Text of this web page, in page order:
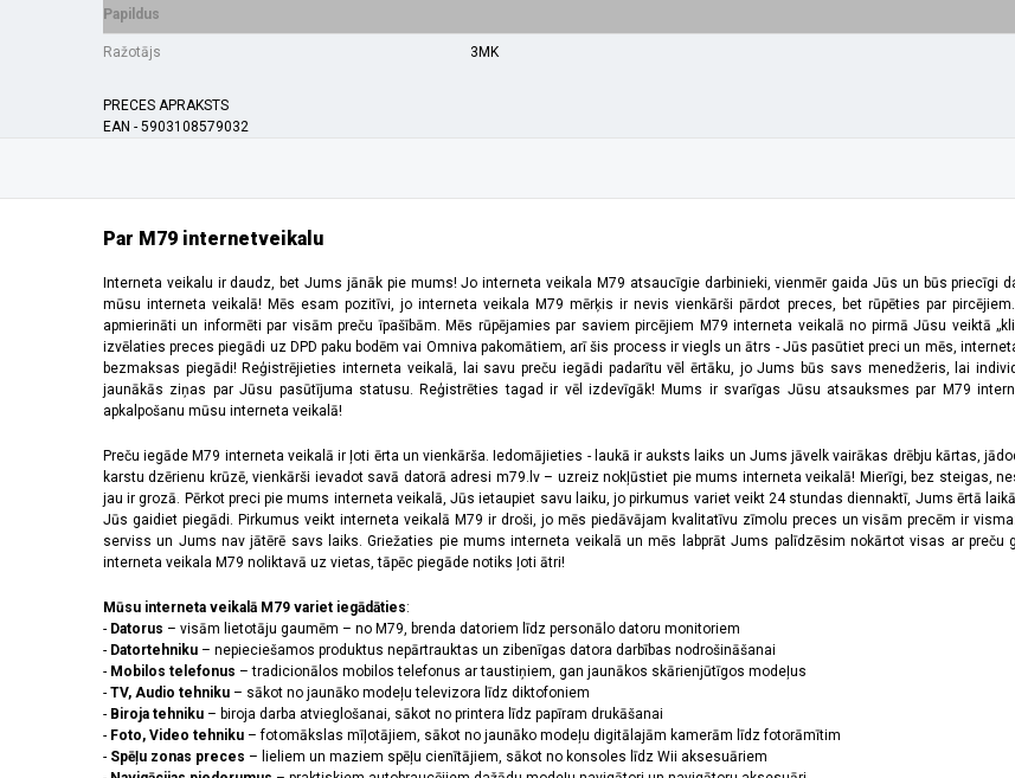
Papildus
Ražotājs 3MK
PRECES APRAKSTS
EAN - 5903108579032
Par M79 internetveikalu
Interneta veikalu ir daudz, bet Jums jānāk pie mums! Jo interneta veikala M79 atsaucīgie darbinieki, vienmēr gaida Jūs un būs priecīgi
mūsu interneta veikalā! Mēs esam pozitīvi, jo interneta veikala M79 mērķis ir nevis vienkārši pārdot preces, bet rūpēties par
apmierināti un informēti par visām preču īpašībām. Mēs rūpējamies par saviem pircējiem M79 interneta veikalā no pirmā Jūsu veiktā
izvēlaties preces piegādi uz DPD paku bodēm vai Omniva pakomātiem, arī šis process ir viegls un ātrs - Jūs pasūtiet preci un mēs,
bezmaksas piegādi! Reģistrējieties interneta veikalā, lai savu preču iegādi padarītu vēl ērtāku, jo Jums būs savs menedžeris, lai
jaunākās ziņas par Jūsu pasūtījuma statusu. Reģistrēties tagad ir vēl izdevīgāk! Mums ir svarīgas Jūsu atsauksmes par M79
apkalpošanu mūsu interneta veikalā!
Preču iegāde M79 interneta veikalā ir ļoti ērta un vienkārša. Iedomājieties - laukā ir auksts laiks un Jums jāvelk vairākas drēbju kārtas,
karstu dzērienu krūzē, vienkārši ievadot savā datorā adresi m79.lv – uzreiz nokļūstiet pie mums interneta veikalā! Mierīgi, bez steigas,
jau ir grozā. Pērkot preci pie mums interneta veikalā, Jūs ietaupiet savu laiku, jo pirkumus variet veikt 24 stundas diennaktī, Jums ērtā
Jūs gaidiet piegādi. Pirkumus veikt interneta veikalā M79 ir droši, jo mēs piedāvājam kvalitatīvu zīmolu preces un visām precēm ir
serviss un Jums nav jātērē savs laiks. Griežaties pie mums interneta veikalā un mēs labprāt Jums palīdzēsim nokārtot visas ar
interneta veikala M79 noliktavā uz vietas, tāpēc piegāde notiks ļoti ātri!
Mūsu interneta veikalā M79 variet iegādāties:
- Datorus – visām lietotāju gaumēm – no M79, brenda datoriem līdz personālo datoru monitoriem
- Datortehniku – nepieciešamos produktus nepārtrauktas un zibenīgas datora darbības nodrošināšanai
- Mobilos telefonus – tradicionālos mobilos telefonus ar taustiņiem, gan jaunākos skārienjūtīgos modeļus
- TV, Audio tehniku – sākot no jaunāko modeļu televizora līdz diktofoniem
- Biroja tehniku – biroja darba atvieglošanai, sākot no printera līdz papīram drukāšanai
- Foto, Video tehniku – fotomākslas mīļotājiem, sākot no jaunāko modeļu digitālajām kamerām līdz fotorāmītim
- Spēļu zonas preces – lieliem un maziem spēļu cienītājiem, sākot no konsoles līdz Wii aksesuāriem